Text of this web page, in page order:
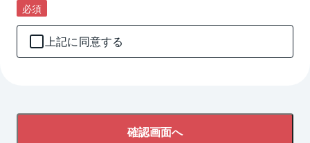
必須
上記に同意する
確認画面へ